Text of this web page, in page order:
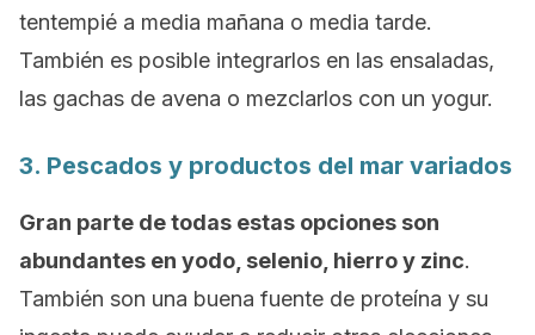
tentempié a media mañana o media tarde.
También es posible integrarlos en las ensaladas,
las gachas de avena o mezclarlos con un yogur.
3. Pescados y productos del mar variados
Gran parte de todas estas opciones son
abundantes en yodo, selenio, hierro y zinc.
También son una buena fuente de proteína y su